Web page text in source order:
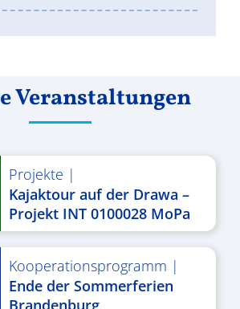
Veranstaltungen
Projekte |
Kajaktour auf der Drawa –
Projekt INT 0100028 MoPa
Kooperationsprogramm |
Ende der Sommerferien
Brandenburg